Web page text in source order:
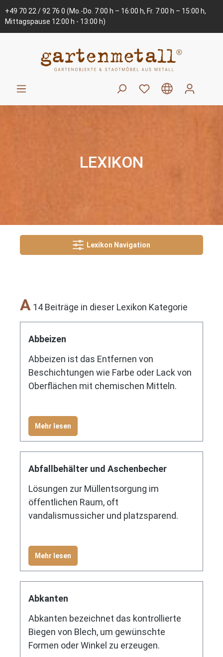
+49 70 22 / 92 76 0 (Mo.-Do. 7:00 h – 16:00 h, Fr. 7:00 h – 15:00 h,
Mittagspause 12:00 h - 13:00 h)
LEXIKON
Lexikon Navigation
A 14 Beiträge in dieser Lexikon Kategorie
Abbeizen
Abbeizen ist das Entfernen von
Beschichtungen wie Farbe oder Lack von
Oberflächen mit chemischen Mitteln.
Mehr lesen
Abfallbehälter und Aschenbecher
Lösungen zur Müllentsorgung im
öffentlichen Raum, oft
vandalismussicher und platzsparend.
Mehr lesen
Abkanten
Abkanten bezeichnet das kontrollierte
Biegen von Blech, um gewünschte
Formen oder Winkel zu erzeugen.